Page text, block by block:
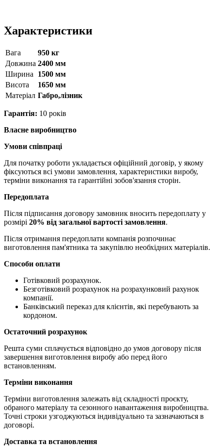
Характеристики
Вага
950 кг
Довжина 2400 мм
Ширина
1500 мм
Висота
1650 мм
Матерiал Габро,лізник
Гарантія: 10 років
Власне виробництво
Умови співпраці
Для початку роботи укладається офіційний договір, у якому
фіксуються всі умови замовлення, характеристики виробу,
терміни виконання та гарантійні зобов'язання сторін.
Передоплата
Після підписання договору замовник вносить передоплату у
розмірі 20% від загальної вартості замовлення.
Після отримання передоплати компанія розпочинає
виготовлення пам'ятника та закупівлю необхідних матеріалів.
Способи оплати
Готівковий розрахунок.
Безготівковий розрахунок на розрахунковий рахунок
компанії.
Банківський переказ для клієнтів, які перебувають за
кордоном.
Остаточний розрахунок
Решта суми сплачується відповідно до умов договору після
завершення виготовлення виробу або перед його
встановленням.
Терміни виконання
Терміни виготовлення залежать від складності проєкту,
обраного матеріалу та сезонного навантаження виробництва.
Точні строки узгоджуються індивідуально та зазначаються в
договорі.
Доставка та встановлення